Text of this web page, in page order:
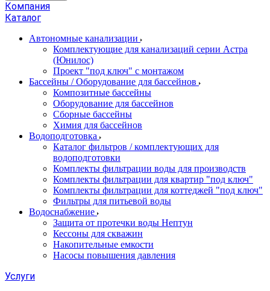
Компания
Каталог
Автономные канализации
Комплектующие для канализаций серии Астра
(Юнилос)
Проект "под ключ" с монтажом
Бассейны / Оборудование для бассейнов
Композитные бассейны
Оборудование для бассейнов
Сборные бассейны
Химия для бассейнов
Водоподготовка
Каталог фильтров / комплектующих для
водоподготовки
Комплекты фильтрации воды для производств
Комплекты фильтрации для квартир "под ключ"
Комплекты фильтрации для коттеджей "под ключ"
Фильтры для питьевой воды
Водоснабжение
Защита от протечки воды Нептун
Кессоны для скважин
Накопительные емкости
Насосы повышения давления
Услуги